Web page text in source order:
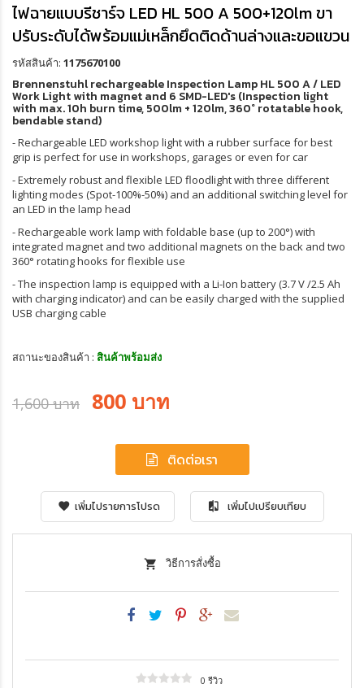
ไฟฉายแบบรีชาร์จ LED HL 500 A 500+120lm ขา
ปรับระดับได้พร้อมแม่เหล็กยึดติดด้านล่างและขอแขวน
รหัสสินค้า: 1175670100
Brennenstuhl rechargeable Inspection Lamp HL 500 A / LED
Work Light with magnet and 6 SMD-LED's (Inspection light
with max. 10h burn time, 500lm + 120lm, 360° rotatable hook,
bendable stand)
- Rechargeable LED workshop light with a rubber surface for best
grip is perfect for use in workshops, garages or even for car
- Extremely robust and flexible LED floodlight with three different
lighting modes (Spot-100%-50%) and an additional switching level for
an LED in the lamp head
- Rechargeable work lamp with foldable base (up to 200°) with
integrated magnet and two additional magnets on the back and two
360° rotating hooks for flexible use
- The inspection lamp is equipped with a Li-Ion battery (3.7 V /2.5 Ah
with charging indicator) and can be easily charged with the supplied
USB charging cable
สถานะของสินค้า : สินค้าพร้อมส่ง
1,600 บาท 800 บาท
ติดต่อเรา
เพิ่มไปรายการโปรด เพิ่มไปเปรียบเทียบ
วิธีการสั่งซื้อ
0 รีวิว